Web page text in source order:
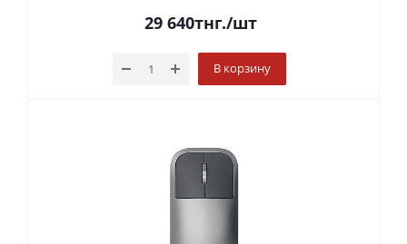
29 640тнг./шт
В корзину